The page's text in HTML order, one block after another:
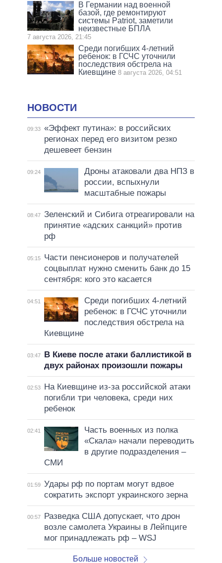
В Германии над военной
базой, где ремонтируют
системы Patriot, заметили
неизвестные БПЛА
7 августа 2026, 21:45
Среди погибших 4-летний
ребенок: в ГСЧС уточнили
последствия обстрела на
Киевщине 8 августа 2026, 04:51
НОВОСТИ
09:33 «Эффект путина»: в российских
регионах перед его визитом резко
дешевеет бензин
09:24
Дроны атаковали два НПЗ в
россии, вспыхнули
масштабные пожары
08:47 Зеленский и Сибига отреагировали на
принятие «адских санкций» против
рф
05:15
Части пенсионеров и получателей
соцвыплат нужно сменить банк до 15
сентября: кого это касается
04:51
Среди погибших 4-летний
ребенок: в ГСЧС уточнили
последствия обстрела на
Киевщине
03:47
В Киеве после атаки баллистикой в
двух районах произошли пожары
02:53
На Киевщине из-за российской атаки
погибли три человека, среди них
ребенок
02:41
Часть военных из полка
«Скала» начали переводить
в другие подразделения –
СМИ
01:59 Удары рф по портам могут вдвое
сократить экспорт украинского зерна
00:57
Разведка США допускает, что дрон
возле самолета Украины в Лейпциге
мог принадлежать рф – WSJ
Больше новостей